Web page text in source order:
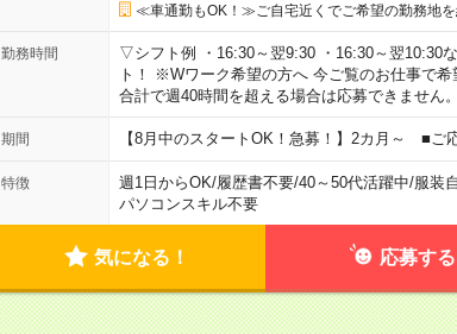
≪車通勤もOK！≫ご自宅近くでご希望の勤務地を
勤務時間
▽シフト例 ・16:30～翌9:30 ・16:30～翌10:30
ト！ ※Wワーク希望の方へ 今ご覧のお仕事で希
合計で週40時間を超える場合は応募できません。
期間 【8月中のスタートOK！急募！】2カ月～ ■ご
特徴 週1日からOK/履歴書不要/40～50代活躍中/服装
パソコンスキル不要
気になる！ 応募する